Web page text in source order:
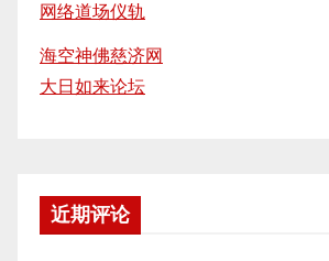
网络道场仪轨
海空神佛慈济网
大日如来论坛
近期评论